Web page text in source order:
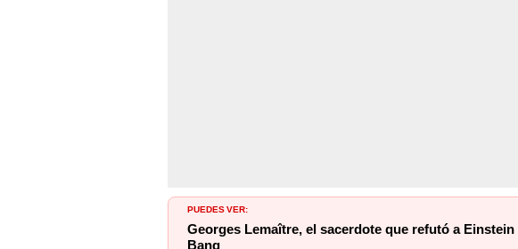
PUEDES VER:
Georges Lemaître, el sacerdote que refutó a
Bang